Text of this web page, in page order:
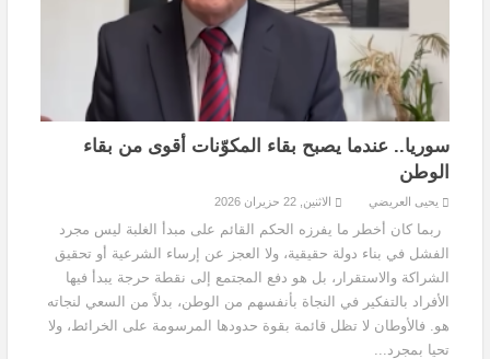
سوريا.. عندما يصبح بقاء المكوّنات أقوى من بقاء
الوطن
يحيى العريضي الاثنين, 22 حزيران 2026
ربما كان أخطر ما يفرزه الحكم القائم على مبدأ الغلبة ليس مجرد
الفشل في بناء دولة حقيقية، ولا العجز عن إرساء الشرعية أو تحقيق
الشراكة والاستقرار، بل هو دفع المجتمع إلى نقطة حرجة يبدأ فيها
الأفراد بالتفكير في النجاة بأنفسهم من الوطن، بدلاً من السعي لنجاته
هو. فالأوطان لا تظل قائمة بقوة حدودها المرسومة على الخرائط، ولا
تحيا بمجرد...